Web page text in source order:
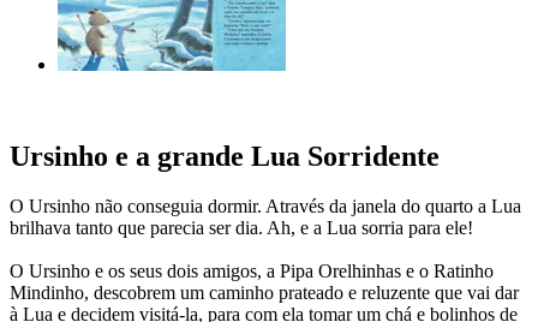
Ursinho e a grande Lua Sorridente
O Ursinho não conseguia dormir. Através da janela do quarto a Lua
brilhava tanto que parecia ser dia. Ah, e a Lua sorria para ele!
O Ursinho e os seus dois amigos, a Pipa Orelhinhas e o Ratinho
Mindinho, descobrem um caminho prateado e reluzente que vai dar
à Lua e decidem visitá-la, para com ela tomar um chá e bolinhos de